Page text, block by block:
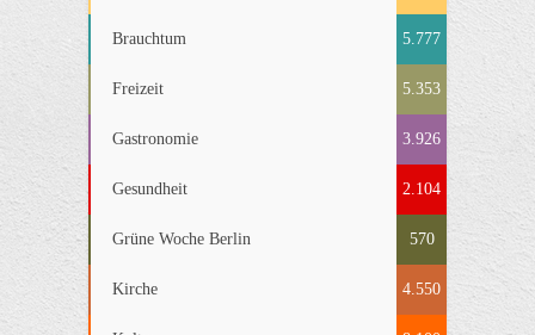
Brauchtum 5.777
Freizeit 5.353
Gastronomie 3.926
Gesundheit 2.104
Grüne Woche Berlin 570
Kirche 4.550